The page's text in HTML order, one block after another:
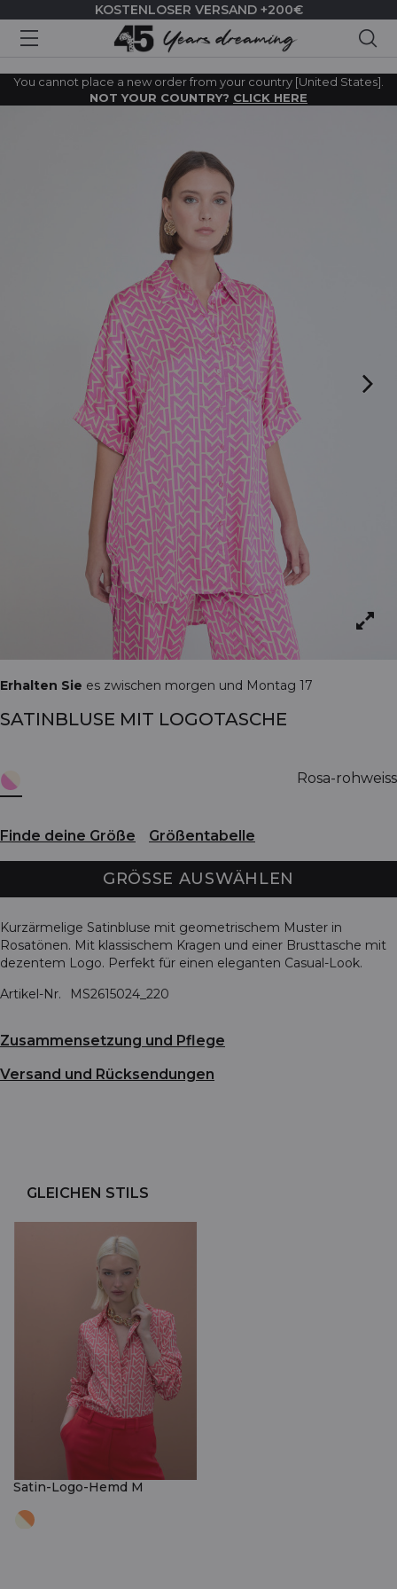
KOSTENLOSER VERSAND +200€
You cannot place a new order from your country [United States].
NOT YOUR COUNTRY? CLICK HERE
Erhalten Sie es zwischen morgen und Montag 17
SATINBLUSE MIT LOGOTASCHE
Rosa-rohweiss
Finde deine Größe Größentabelle
GRÖSSE AUSWÄHLEN
Kurzärmelige Satinbluse mit geometrischem Muster in
Rosatönen. Mit klassischem Kragen und einer Brusttasche mit
dezentem Logo. Perfekt für einen eleganten Casual-Look.
Artikel-Nr.
MS2615024_220
Zusammensetzung und Pflege
Versand und Rücksendungen
GLEICHEN STILS
Satin-Logo-Hemd M